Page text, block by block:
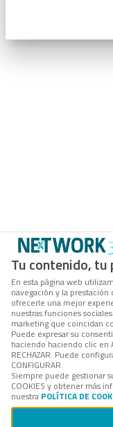
Tu contenido, tu
En esta página web
navegación y la
ofrecerle una mejor
nuestras funciones
marketing que coincidan
Puede expresar su
haciendo haciendo clic en
RECHAZAR. Puede
CONFIGURAR.
Siempre puede gestionar
COOKIES y obtener más
nuestra POLÍTICA DE